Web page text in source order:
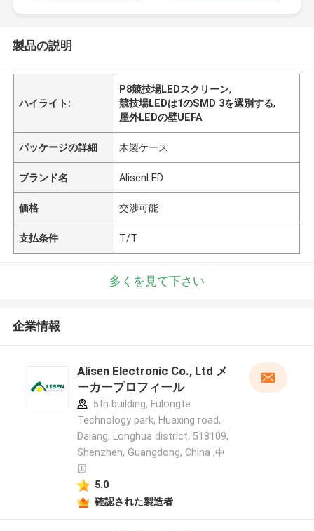
製品の説明
ハイライト:
P8競技場LEDスクリーン,
競技場LEDは1のSMD 3を選別する,
屋外LEDの壁UEFA
パッケージの詳細 木製ケース
ブランド名 AlisenLED
価格 交渉可能
支払条件 T/T
多くを見て下さい
企業情報
Alisen Electronic Co., Ltd メ
ーカープロフィール
5th building, Fulongte
Technology park, Huaxing road,
Dalang, Longhua district, 518109,
Shenzhen, Guangdong, China ,中
国
5.0
確認された製造者